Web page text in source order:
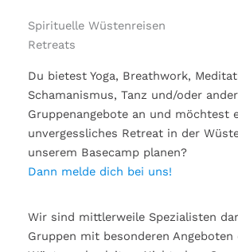
Spirituelle Wüstenreisen
Retreats
Du bietest Yoga, Breathwork,
Schamanismus, Tanz und/oder
Gruppenangebote an und möchtest
unvergessliches Retreat in der
unserem Basecamp planen?
Dann melde dich bei uns!
Wir sind mittlerweile Spezialisten
Gruppen mit besonderen